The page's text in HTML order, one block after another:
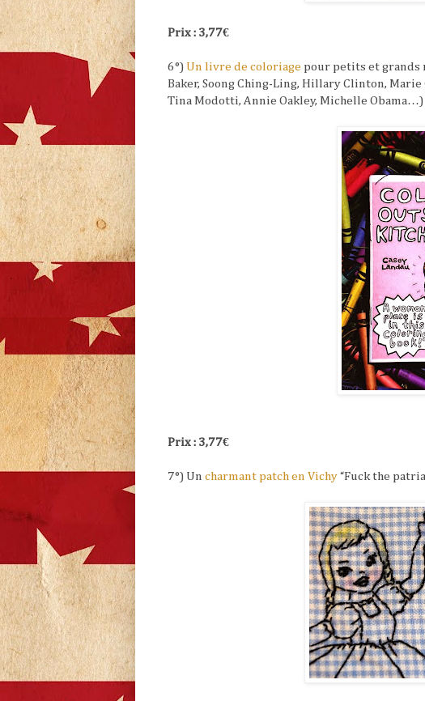
Prix : 3,77€
6°) Un livre de coloriage pour petits et grands
Baker, Soong Ching-Ling, Hillary Clinton,
Tina Modotti, Annie Oakley, Michelle Obama…)
Prix : 3,77€
7°) Un charmant patch en Vichy “Fuck the